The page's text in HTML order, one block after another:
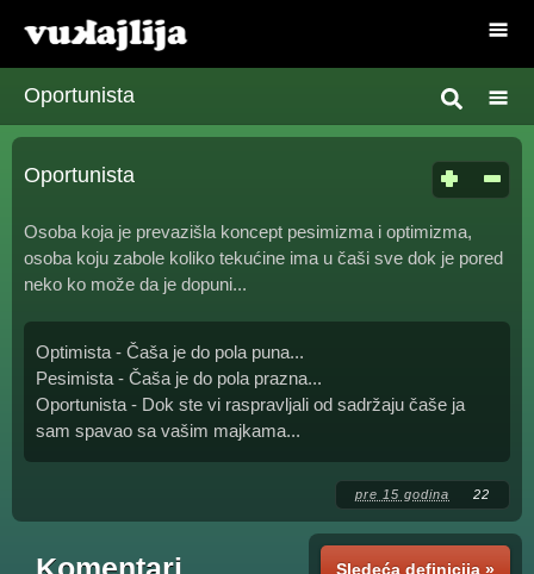
Oportunista
Oportunista
Osoba koja je prevazišla koncept pesimizma i optimizma,
osoba koju zabole koliko tekućine ima u čaši sve dok je pored
neko ko može da je dopuni...
Optimista - Čaša je do pola puna...
Pesimista - Čaša je do pola prazna...
Oportunista - Dok ste vi raspravljali od sadržaju čaše ja
sam spavao sa vašim majkama...
pre 15 godina 22
Sledeća definicija »